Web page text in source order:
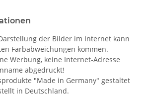
der Bilder im Internet kann
Farbabweichungen kommen.
Werbung, keine Internet-Adresse
abgedruckt!
"Made in Germany" gestaltet
in Deutschland.